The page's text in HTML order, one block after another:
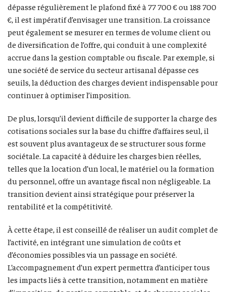
dépasse régulièrement le plafond fixé à 77 700 € ou 188 700
€, il est impératif d’envisager une transition. La croissance
peut également se mesurer en termes de volume client ou
de diversification de l’offre, qui conduit à une complexité
accrue dans la gestion comptable ou fiscale. Par exemple, si
une société de service du secteur artisanal dépasse ces
seuils, la déduction des charges devient indispensable pour
continuer à optimiser l’imposition.
De plus, lorsqu’il devient difficile de supporter la charge des
cotisations sociales sur la base du chiffre d’affaires seul, il
est souvent plus avantageux de se structurer sous forme
sociétale. La capacité à déduire les charges bien réelles,
telles que la location d’un local, le matériel ou la formation
du personnel, offre un avantage fiscal non négligeable. La
transition devient ainsi stratégique pour préserver la
rentabilité et la compétitivité.
À cette étape, il est conseillé de réaliser un audit complet de
l’activité, en intégrant une simulation de coûts et
d’économies possibles via un passage en société.
L’accompagnement d’un expert permettra d’anticiper tous
les impacts liés à cette transition, notamment en matière